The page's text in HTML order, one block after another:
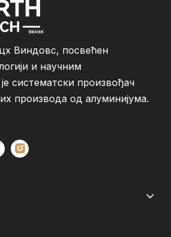
Виндовс, посвећен
и научним
систематски произвођач
производа од алуминијума.